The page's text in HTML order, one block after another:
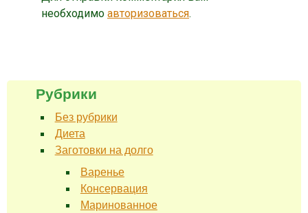
необходимо авторизоваться.
Рубрики
Без рубрики
Диета
Заготовки на долго
Варенье
Консервация
Маринованное